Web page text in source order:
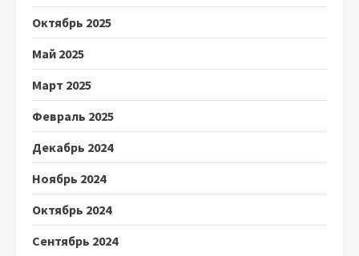
Октябрь 2025
Май 2025
Март 2025
Февраль 2025
Декабрь 2024
Ноябрь 2024
Октябрь 2024
Сентябрь 2024